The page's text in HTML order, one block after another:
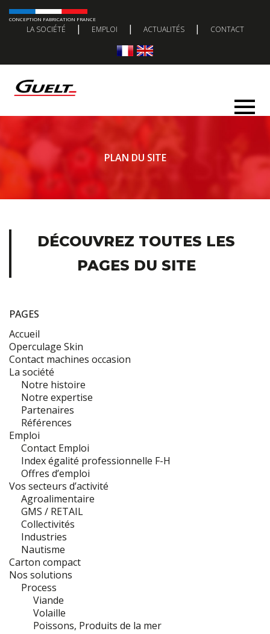
CONCEPTION FABRICATION FRANCE
LA SOCIÉTÉ | EMPLOI | ACTUALITÉS | CONTACT
PLAN DU SITE
DÉCOUVREZ TOUTES LES
PAGES DU SITE
PAGES
Accueil
Operculage Skin
Contact machines occasion
La société
Notre histoire
Notre expertise
Partenaires
Références
Emploi
Contact Emploi
Index égalité professionnelle F-H
Offres d’emploi
Vos secteurs d’activité
Agroalimentaire
GMS / RETAIL
Collectivités
Industries
Nautisme
Carton compact
Nos solutions
Process
Viande
Volaille
Poissons, Produits de la mer